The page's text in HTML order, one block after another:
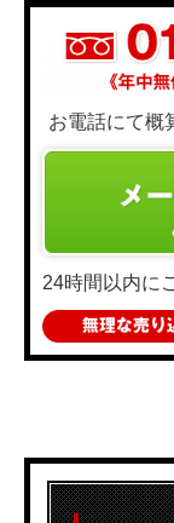
お電話にて概
24時間以内に